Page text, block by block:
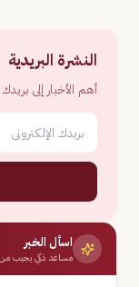
النشرة البريدية
أهم الأخبار إلى
اسأل الخبر
مساعد ذكي يجيب من